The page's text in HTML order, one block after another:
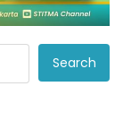
Search